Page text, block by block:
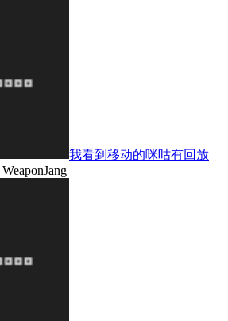
我看到移动的咪咕有回放
WeaponJang